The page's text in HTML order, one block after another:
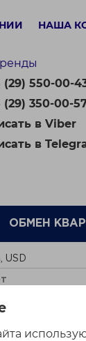
НАША
(29) 550-00-
(29) 350-00-
в Viber
в
ОБМЕН